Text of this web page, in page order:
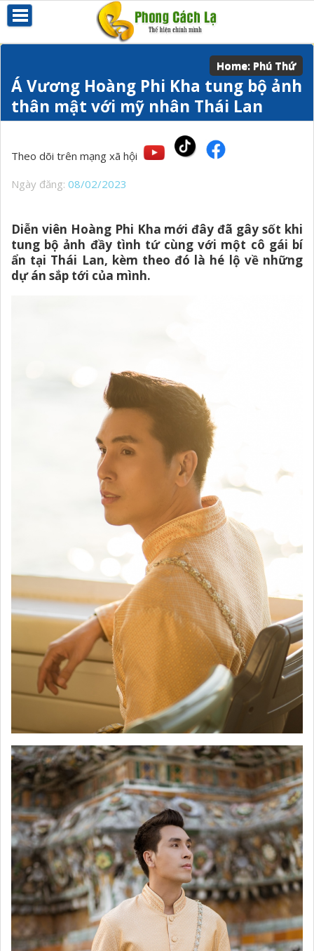
Home: Phú Thứ
Á Vương Hoàng Phi Kha tung bộ ảnh
thân mật với mỹ nhân Thái Lan
Theo dõi trên mạng xã hội
Ngày đăng: 08/02/2023
Diễn viên Hoàng Phi Kha mới đây đã gây sốt khi
tung bộ ảnh đầy tình tứ cùng với một cô gái bí
ẩn tại Thái Lan, kèm theo đó là hé lộ về những
dự án sắp tới của mình.